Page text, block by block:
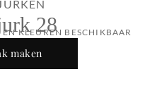
28
KLEUREN BESCHIKBAAR
maken